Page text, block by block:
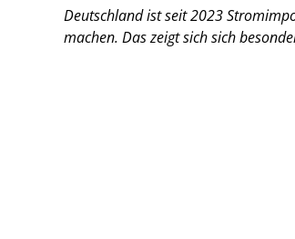
Deutschland ist seit 2023
machen. Das zeigt sich sich